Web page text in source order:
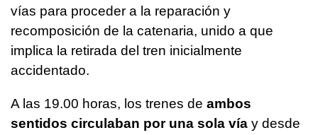
vías para proceder a la reparación y
recomposición de la catenaria, unido a que
implica la retirada del tren inicialmente
accidentado.
A las 19.00 horas, los trenes de ambos
sentidos circulaban por una sola vía y desde